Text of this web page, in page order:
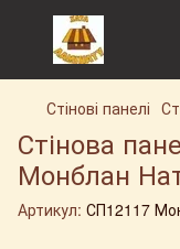
Стінові панелі
Стінова
Монблан
Артикул: СП12117